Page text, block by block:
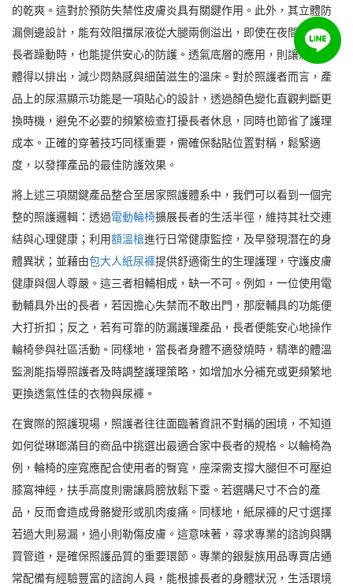
的乾爽。這對於預防失禁性皮膚炎具有關鍵作用。此外，其立體防
漏側邊設計，能有效阻擋尿液從大腿兩側溢出，即使在夜間翻身或
長者躁動時，也能提供安心的防護。透氣底層的應用，則讓濕熱氣
體得以排出，減少悶熱感與細菌滋生的溫床。對於照護者而言，產
品上的尿濕顯示功能是一項貼心的設計，透過顏色變化直觀判斷更
換時機，避免不必要的頻繁檢查打擾長者休息，同時也節省了護理
成本。正確的穿著技巧同樣重要，需確保黏貼位置對稱，鬆緊適
度，以發揮產品的最佳防護效果。
將上述三項關鍵產品整合至居家照護體系中，我們可以看到一個完
整的照護邏輯：透過電動輪椅擴展長者的生活半徑，維持其社交連
結與心理健康；利用額溫槍進行日常健康監控，及早發現潛在的身
體異狀；並藉由包大人紙尿褲提供舒適衛生的生理護理，守護皮膚
健康與個人尊嚴。這三者相輔相成，缺一不可。例如，一位使用電
動輔具外出的長者，若因擔心失禁而不敢出門，那麼輔具的功能便
大打折扣；反之，若有可靠的防漏護理產品，長者便能安心地操作
輪椅參與社區活動。同樣地，當長者身體不適發燒時，精準的體溫
監測能指導照護者及時調整護理策略，如增加水分補充或更頻繁地
更換透氣性佳的衣物與尿褲。
在實際的照護現場，照護者往往面臨著資訊不對稱的困境，不知道
如何從琳瑯滿目的商品中挑選出最適合家中長者的規格。以輪椅為
例，輪椅的座寬應配合使用者的臀寬，座深需支撐大腿但不可壓迫
膝窩神經，扶手高度則需讓肩膀放鬆下垂。若選購尺寸不合的產
品，反而會造成骨骼變形或肌肉痠痛。同樣地，紙尿褲的尺寸選擇
若過大則易漏，過小則勒傷皮膚。這意味著，尋求專業的諮詢與購
買管道，是確保照護品質的重要環節。專業的銀髮族用品專賣店通
常配備有經驗豐富的諮詢人員，能根據長者的身體狀況，生活環境